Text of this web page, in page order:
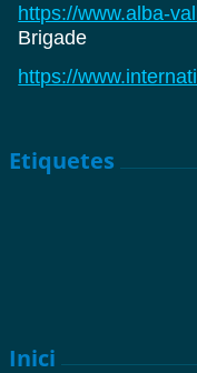
https://www.alba-
Brigade
https://
Etiquetes
Inici